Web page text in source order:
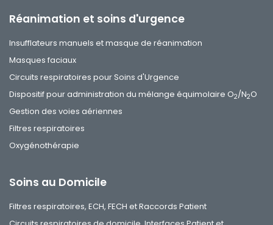
Réanimation et soins d'urgence
Insufflateurs manuels et masque de réanimation
Masques faciaux
Circuits respiratoires pour Soins d'Urgence
Dispositif pour administration du mélange équimolaire O2/N2O
Gestion des voies aériennes
Filtres respiratoires
Oxygénothérapie
Soins au Domicile
Filtres respiratoires, ECH, FECH et Raccords Patient